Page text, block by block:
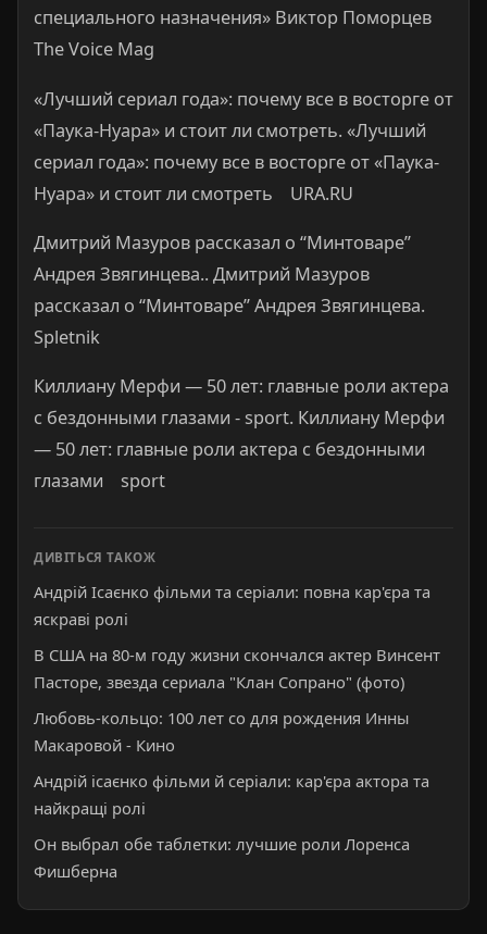
специального назначения» Виктор Поморцев
The Voice Mag
«Лучший сериал года»: почему все в восторге от
«Паука-Нуара» и стоит ли смотреть. «Лучший
сериал года»: почему все в восторге от «Паука-
Нуара» и стоит ли смотреть URA.RU
Дмитрий Мазуров рассказал о “Минтоваре”
Андрея Звягинцева.. Дмитрий Мазуров
рассказал о “Минтоваре” Андрея Звягинцева.
Spletnik
Киллиану Мерфи — 50 лет: главные роли актера
с бездонными глазами - sport. Киллиану Мерфи
— 50 лет: главные роли актера с бездонными
глазами sport
ДИВІТЬСЯ ТАКОЖ
Андрій Ісаєнко фільми та серіали: повна кар'єра та
яскраві ролі
В США на 80-м году жизни скончался актер Винсент
Пасторе, звезда сериала "Клан Сопрано" (фото)
Любовь-кольцо: 100 лет со для рождения Инны
Макаровой - Кино
Андрій ісаєнко фільми й серіали: кар'єра актора та
найкращі ролі
Он выбрал обе таблетки: лучшие роли Лоренса
Фишберна